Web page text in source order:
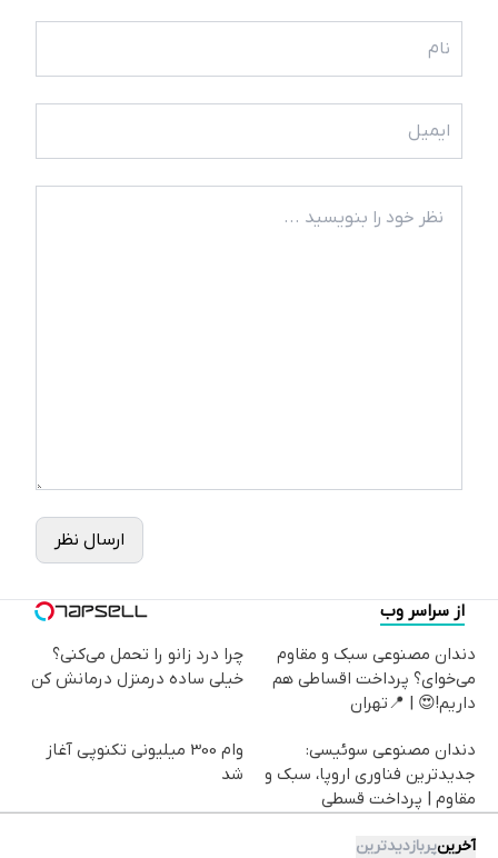
ارسال نظر
از سراسر وب
دندان مصنوعی سبک و مقاوم
می‌خوای؟ پرداخت اقساطی هم
داریم!😍 | 📍تهران
چرا درد زانو را تحمل می‌کنی؟
خیلی ساده درمنزل درمانش کن
دندان مصنوعی سوئیسی:
جدیدترین فناوری اروپا، سبک و
مقاوم | پرداخت قسطی
وام 300 میلیونی تکنوپی آغاز
شد
آخرینپربازدیدترین